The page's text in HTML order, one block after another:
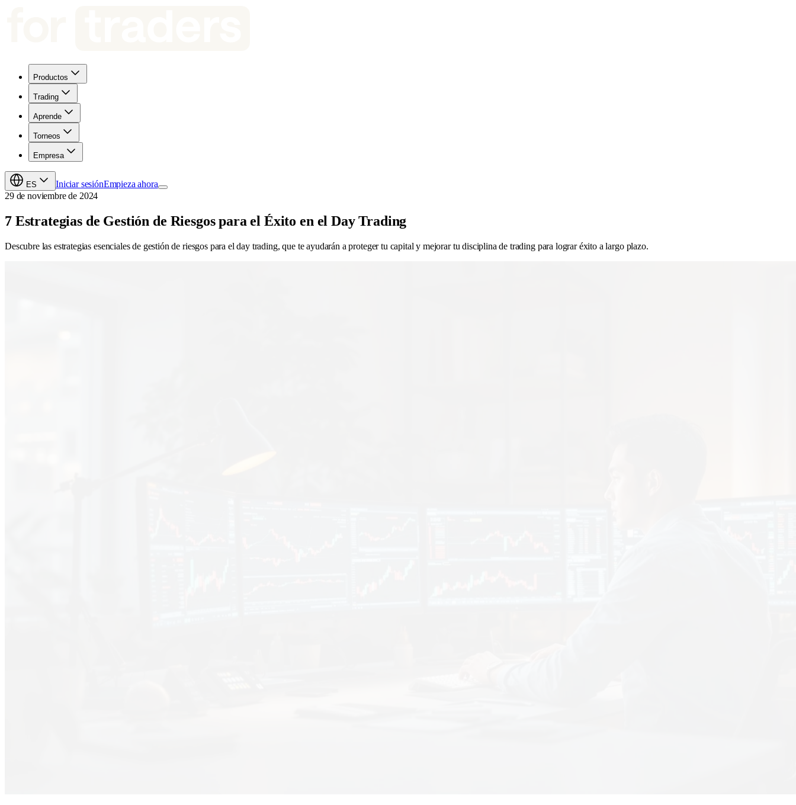
Productos
Trading
Aprende
Torneos
Empresa
ES Iniciar sesiónEmpieza ahora
29 de noviembre de 2024
7 Estrategias de Gestión de Riesgos para el Éxito en el Day Trading
Descubre las estrategias esenciales de gestión de riesgos para el day trading, que te ayudarán a proteger tu capital y mejorar tu disciplina de trading para lograr éxito a largo plazo.